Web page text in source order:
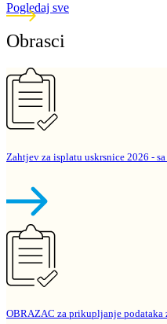
Pogledaj sve
Obrasci
Zahtjev za isplatu uskrsnice 2026 -
OBRAZAC za prikupljanje podataka